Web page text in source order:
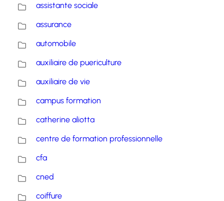
assistante sociale
assurance
automobile
auxiliaire de puericulture
auxiliaire de vie
campus formation
catherine aliotta
centre de formation professionnelle
cfa
cned
coiffure